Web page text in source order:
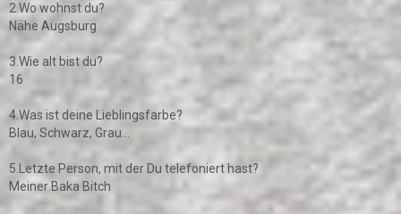
2.Wo wohnst du?
Nähe Augsburg
3.Wie alt bist du?
16
4.Was ist deine Lieblingsfarbe?
Blau, Schwarz, Grau...
5.Letzte Person, mit der Du telefoniert hast?
Meiner Baka Bitch